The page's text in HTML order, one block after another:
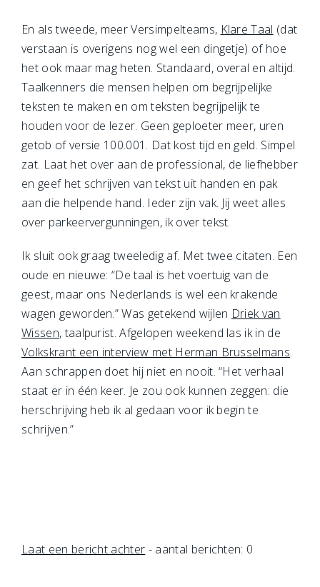
En als tweede, meer Versimpelteams, Klare Taal (dat
verstaan is overigens nog wel een dingetje) of hoe
het ook maar mag heten. Standaard, overal en altijd.
Taalkenners die mensen helpen om begrijpelijke
teksten te maken en om teksten begrijpelijk te
houden voor de lezer. Geen geploeter meer, uren
getob of versie 100.001. Dat kost tijd en geld. Simpel
zat. Laat het over aan de professional, de liefhebber
en geef het schrijven van tekst uit handen en pak
aan die helpende hand. Ieder zijn vak. Jij weet alles
over parkeervergunningen, ik over tekst.
Ik sluit ook graag tweeledig af. Met twee citaten. Een
oude en nieuwe: “De taal is het voertuig van de
geest, maar ons Nederlands is wel een krakende
wagen geworden.” Was getekend wijlen Driek van
Wissen, taalpurist. Afgelopen weekend las ik in de
Volkskrant een interview met Herman Brusselmans.
Aan schrappen doet hij niet en nooit. “Het verhaal
staat er in één keer. Je zou ook kunnen zeggen: die
herschrijving heb ik al gedaan voor ik begin te
schrijven.”
Laat een bericht achter - aantal berichten: 0